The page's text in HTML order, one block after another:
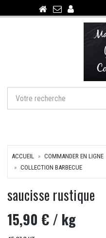
ACCUEIL COMMANDER EN LIGNE
COLLECTION BARBECUE
saucisse rustique
15,90 €/ kg